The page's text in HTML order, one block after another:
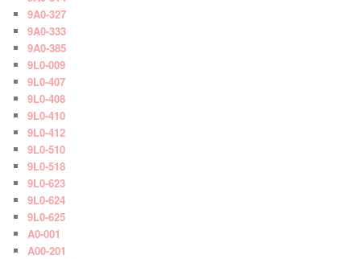
9A0-327
9A0-333
9A0-385
9L0-009
9L0-407
9L0-408
9L0-410
9L0-412
9L0-510
9L0-518
9L0-623
9L0-624
9L0-625
A0-001
A00-201